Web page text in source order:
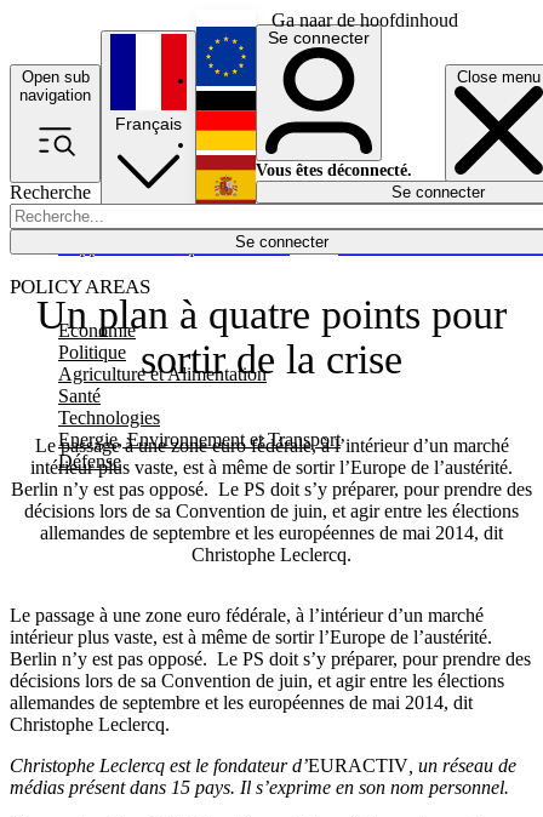
Ga naar de hoofdinhoud
Open sub
navigation
Close menu
Recherche
Se connecter
POLICY AREAS
Economie
Politique
Agriculture et Alimentation
Santé
Technologies
Energie, Environnement et Transport
Défense
Économie
Français
English
Deutsch
Español
Se connecter
Vous êtes déconnecté.
Se connecter
Un plan à quatre points pour
sortir de la crise
Le passage à une zone euro fédérale, à l’intérieur d’un marché
intérieur plus vaste, est à même de sortir l’Europe de l’austérité.
Berlin n’y est pas opposé. Le PS doit s’y préparer, pour prendre des
décisions lors de sa Convention de juin, et agir entre les élections
allemandes de septembre et les européennes de mai 2014, dit
Christophe Leclercq.
Le passage à une zone euro fédérale, à l’intérieur d’un marché
intérieur plus vaste, est à même de sortir l’Europe de l’austérité.
Berlin n’y est pas opposé. Le PS doit s’y préparer, pour prendre des
décisions lors de sa Convention de juin, et agir entre les élections
allemandes de septembre et les européennes de mai 2014, dit
Christophe Leclercq.
Christophe Leclercq est le fondateurd’EURACTIV , un réseau de
médias présent dans 15 pays. Il s’exprime en son nom personnel.